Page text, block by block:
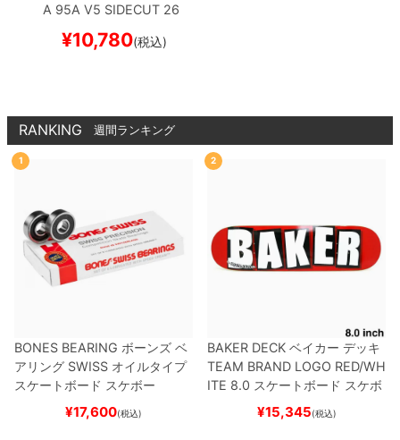
A 95A V5 SIDECUT 26
スケボー
¥10,780(税込)
RANKING 週間ランキング
1
BONES BEARING ボーンズ ベ
アリング SWISS オイルタイプ
スケートボード スケボー
¥17,600(税込)
2
BAKER DECK ベイカー デッキ
TEAM BRAND LOGO RED/WH
ITE 8.0 スケートボード スケボ
¥15,345(税込)